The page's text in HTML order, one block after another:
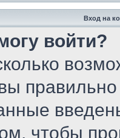
Вход на
войти?
чтобы